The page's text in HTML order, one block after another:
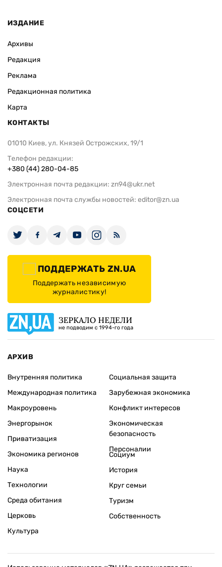
ИЗДАНИЕ
Архивы
Редакция
Реклама
Редакционная политика
Карта
КОНТАКТЫ
01010 Киев, ул. Князей Острожских, 19/1
Телефон редакции:
+380 (44) 280-04-85
Электронная почта редакции: zn94@ukr.net
Электронная почта службы новостей: editor@zn.ua
СОЦСЕТИ
ПОДДЕРЖАТЬ ZN.UA
Поддержать независимую
журналистику!
ЗЕРКАЛО НЕДЕЛИ
не подводим с 1994-го года
АРХИВ
Внутренняя политика
Международная политика
Макроуровень
Энергорынок
Приватизация
Экономика регионов
Социальная защита
Зарубежная экономика
Конфликт интересов
Экономическая
безопасность
Персоналии
Наука
Технологии
Среда обитания
Церковь
Культура
Социум
История
Круг семьи
Туризм
Собственность